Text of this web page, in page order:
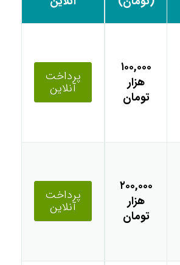
۱۰۰,۰۰۰
هزار
تومان
پرداخت
آنلاین
۲۰۰,۰۰۰
هزار
تومان
پرداخت
آنلاین